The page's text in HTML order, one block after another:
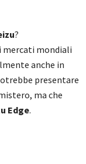
?
mercati mondiali
anche in
presentare
ma che
Edge.